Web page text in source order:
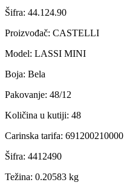
Šifra: 44.124.90
Proizvođač: CASTELLI
Model: LASSI MINI
Boja: Bela
Pakovanje: 48/12
Količina u kutiji: 48
Carinska tarifa: 691200210000
Šifra: 4412490
Težina: 0.20583 kg